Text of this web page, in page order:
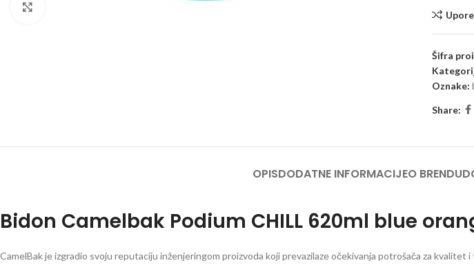
Šifra
Oznake:
Share:
OPISDODATNE INFORMACIJEO BRENDU
Bidon Camelbak Podium CHILL 620ml blue
CamelBak je izgradio svoju reputaciju inženjeringom proizvoda koji prevazilaze očekivanja potrošača za kvalitet